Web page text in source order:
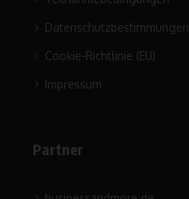
Datenschutzbestimmungen
Cookie-Richtlinie (EU)
Impressum
Partner